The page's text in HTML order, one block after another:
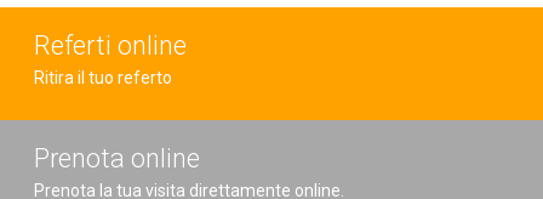
Referti online
Ritira il tuo referto
Prenota online
Prenota la tua visita direttamente online.